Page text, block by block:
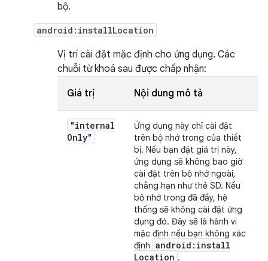
bộ.
android:installLocation
Vị trí cài đặt mặc định cho ứng dụng. Các
chuỗi từ khoá sau được chấp nhận:
Giá trị Nội dung mô tả
"internal
Only"
Ứng dụng này chỉ cài đặt
trên bộ nhớ trong của thiết
bị. Nếu bạn đặt giá trị này,
ứng dụng sẽ không bao giờ
cài đặt trên bộ nhớ ngoài,
chẳng hạn như thẻ SD. Nếu
bộ nhớ trong đã đầy, hệ
thống sẽ không cài đặt ứng
dụng đó. Đây sẽ là hành vi
mặc định nếu bạn không xác
định android:install
Location .